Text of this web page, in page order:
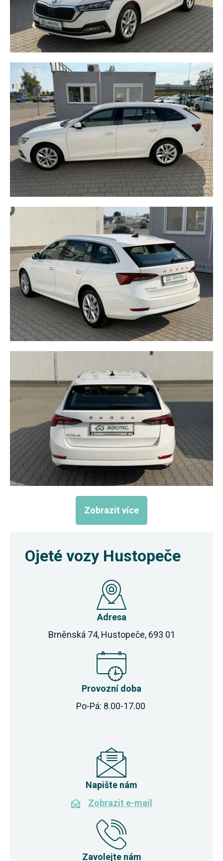
Zobrazit více
Ojeté vozy Hustopeče
Adresa
Brněnská 74, Hustopeče, 693 01
Provozní doba
Po-Pá: 8.00-17.00
Napište nám
Zobrazit e-mail
Zavolejte nám